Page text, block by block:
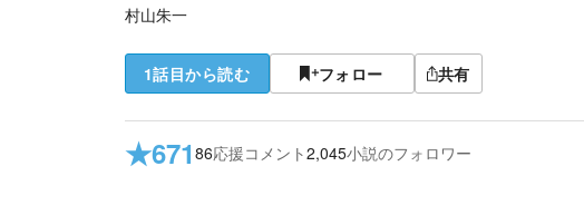
村山朱一
1話目から読む フォロー 共有
★671 86応援コメント2,045小説のフォロワー